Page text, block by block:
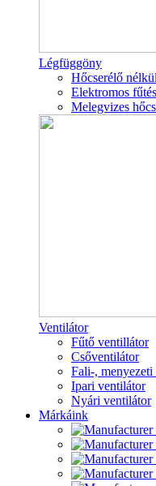
Légfüggöny
Hőcserélő
Elektromos
Melegvizes
Ventilátor
Fűtő ventillátor
Csőventilátor
Fali-,
Ipari ventilátor
Nyári ventilátor
Márkáink